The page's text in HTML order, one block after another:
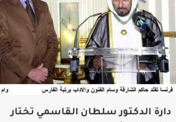
دارة الدكتور سلطان القاسمي تختار